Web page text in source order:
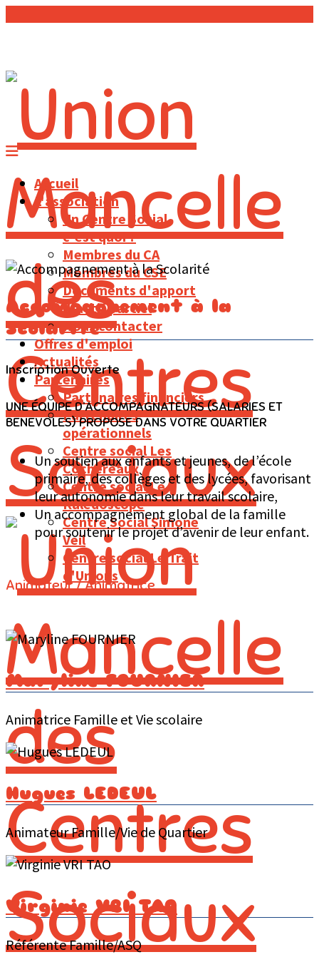
Accueil
L'association
Un Centre Social,
c'est quoi ?
Membres du CA
Membres du CSE
Documents d'apport
d'actif partiel
Nous contacter
Offres d'emploi
Actualités
Partenaires
Partenaires financiers
Partenaires
opérationnels
Centre social Les
Cochereaux
Centre social Le
Kalédoscope
Centre Social Simone
Veil
Centre social Le Trait
d'Unions
Accompagnement à la
Scolarité
Inscription Ouverte
UNE ÉQUIPE D’ACCOMPAGNATEURS (SALARIES ET
BENEVOLES) PROPOSE DANS VOTRE QUARTIER
Un soutien aux enfants et jeunes, de l’école
primaire, des collèges et des lycées, favorisant
leur autonomie dans leur travail scolaire,
Un accompagnement global de la famille
pour soutenir le projet d’avenir de leur enfant.
Animateur / Animatrice
Maryline FOURNIER
Animatrice Famille et Vie scolaire
Hugues LEDEUL
Animateur Famille/Vie de Quartier
Virginie VRI TAO
Référente Famille/ASQ